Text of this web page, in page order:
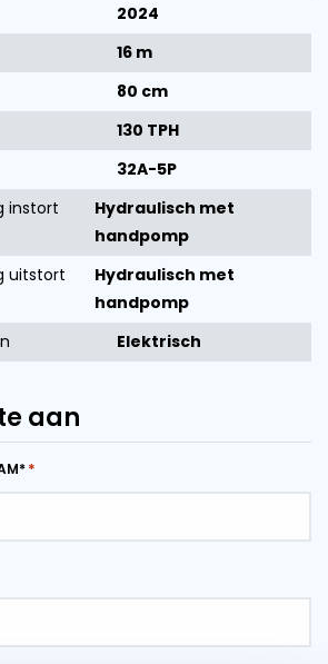
2024
16 m
80 cm
130 TPH
32A-5P
instort
Hydraulisch met
handpomp
uitstort
Hydraulisch met
handpomp
Elektrisch
aan